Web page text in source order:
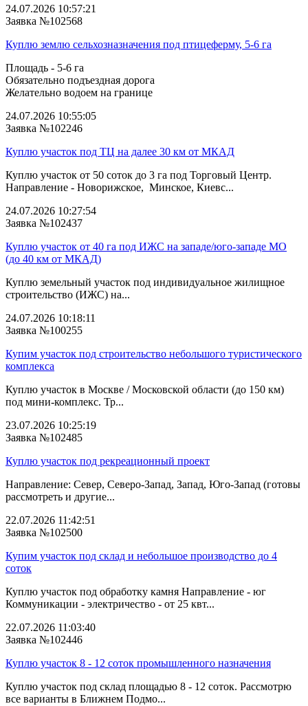
24.07.2026 10:57:21
Заявка №102568
Куплю землю сельхозназначения под птицеферму, 5-6 га
Площадь - 5-6 га
Обязательно подъездная дорога
Желательно водоем на границе
24.07.2026 10:55:05
Заявка №102246
Куплю участок под ТЦ на далее 30 км от МКАД
Куплю участок от 50 соток до 3 га под Торговый Центр.
Направление - Новорижское, Минское, Киевс...
24.07.2026 10:27:54
Заявка №102437
Куплю участок от 40 га под ИЖС на западе/юго‑западе МО
(до 40 км от МКАД)
Куплю земельный участок под индивидуальное жилищное
строительство (ИЖС) на...
24.07.2026 10:18:11
Заявка №100255
Купим участок под строительство небольшого туристического
комплекса
Куплю участок в Москве / Московской области (до 150 км)
под мини-комплекс. Тр...
23.07.2026 10:25:19
Заявка №102485
Куплю участок под рекреационный проект
Направление: Север, Северо-Запад, Запад, Юго-Запад (готовы
рассмотреть и другие...
22.07.2026 11:42:51
Заявка №102500
Купим участок под склад и небольшое производство до 4
соток
Куплю участок под обработку камня Направление - юг
Коммуникации - электричество - от 25 квт...
22.07.2026 11:03:40
Заявка №102446
Куплю участок 8 - 12 соток промышленного назначения
Куплю участок под склад площадью 8 - 12 соток. Рассмотрю
все варианты в Ближнем Подмо...